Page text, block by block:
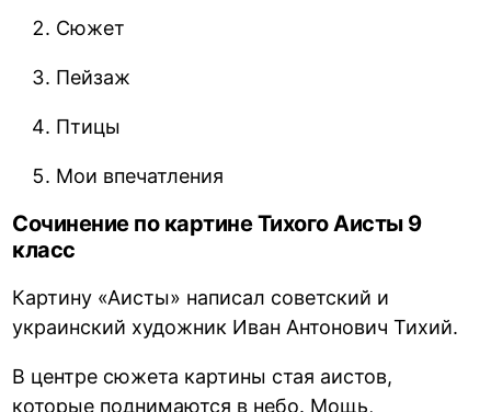
Сюжет
Пейзаж
Птицы
Мои впечатления
Сочинение по картине Тихого Аисты 9
класс
Картину «Аисты» написал советский и
украинский художник Иван Антонович Тихий.
В центре сюжета картины стая аистов,
которые поднимаются в небо. Мощь,